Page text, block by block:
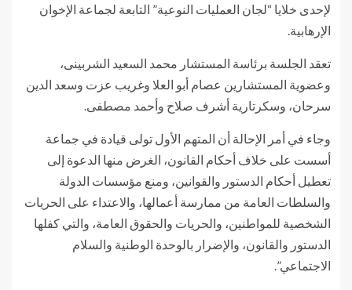
لإحدى خلايا “لجان العمليات النوعية” التابعة لجماعة الإخوان
الإرهابية.
تعقد الجلسة برئاسة المستشار محمد السعيد الشربينى،
وعضوية المستشارين عصام أبو العلا وغريب عزت وسعد الدين
سرحان، وسكرتارية أشرف صلاح وأحمد مصطفى.
وجاء في أمر الإحالة أن المتهم الأول تولى قيادة في جماعة
أسست على خلاف أحكام القانون، الغرض منها الدعوة إلى
تعطيل أحكام الدستور والقوانين، ومنع مؤسسات الدولة
والسلطات العامة من ممارسة أعمالها، والاعتداء على الحريات
الشخصية للمواطنين، والحريات والحقوق العامة، والتي كفلها
الدستور والقانون، والإضرار بالوحدة الوطنية والسلام
الاجتماعي”.